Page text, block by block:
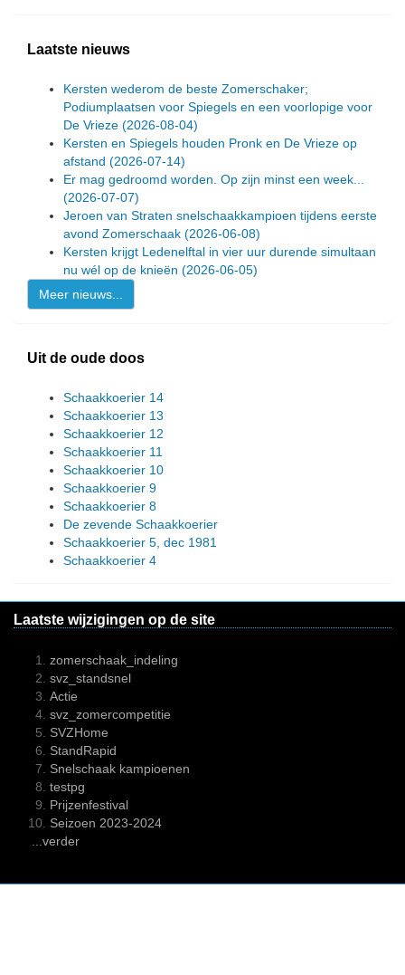
Laatste nieuws
Kersten wederom de beste Zomerschaker;
Podiumplaatsen voor Spiegels en een voorlopige voor
De Vrieze (2026-08-04)
Kersten en Spiegels houden Pronk en De Vrieze op
afstand (2026-07-14)
Er mag gedroomd worden. Op zijn minst een week...
(2026-07-07)
Jeroen van Straten snelschaakkampioen tijdens eerste
avond Zomerschaak (2026-06-08)
Kersten krijgt Ledenelftal in vier uur durende simultaan
nu wél op de knieën (2026-06-05)
Meer nieuws...
Uit de oude doos
Schaakkoerier 14
Schaakkoerier 13
Schaakkoerier 12
Schaakkoerier 11
Schaakkoerier 10
Schaakkoerier 9
Schaakkoerier 8
De zevende Schaakkoerier
Schaakkoerier 5, dec 1981
Schaakkoerier 4
Laatste wijzigingen op de site
zomerschaak_indeling
svz_standsnel
Actie
svz_zomercompetitie
SVZHome
StandRapid
Snelschaak kampioenen
testpg
Prijzenfestival
Seizoen 2023-2024
...verder